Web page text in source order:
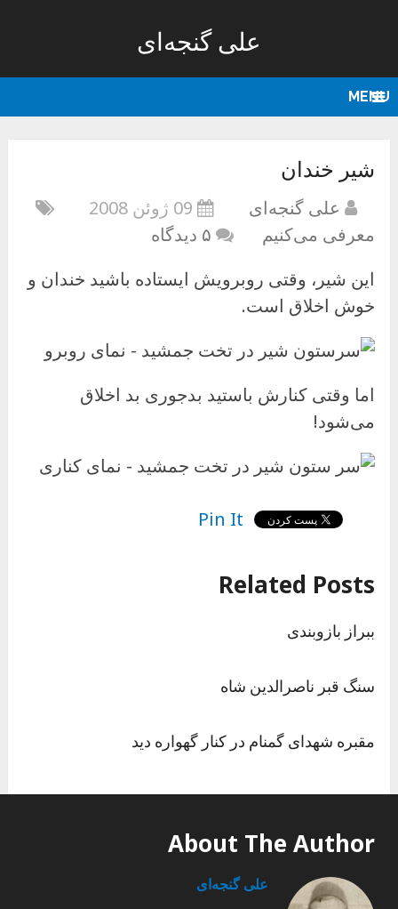
علی گنجه‌ای
MENU
شیر خندان
علی گنجه‌ای
09 ژوئن 2008
معرفی می‌کنیم
۵ دیدگاه
این شیر، وقتی روبرویش ایستاده باشید خندان و
خوش اخلاق است.
اما وقتی کنارش باستید بدجوری بد اخلاق
می‌شود!
Pin It
Related Posts
ببراز بازوبندی
سنگ قبر ناصرالدین شاه
مقبره شهدای گمنام در کنار گهواره دید
About The Author
علی گنجه‌ای